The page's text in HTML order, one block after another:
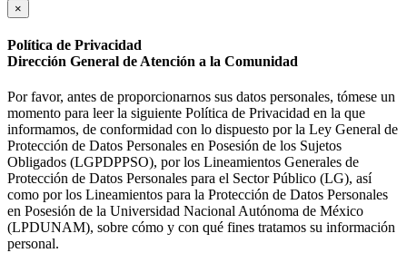
×
Política de Privacidad
Dirección General de Atención a la Comunidad
Por favor, antes de proporcionarnos sus datos personales, tómese un
momento para leer la siguiente Política de Privacidad en la que
informamos, de conformidad con lo dispuesto por la Ley General de
Protección de Datos Personales en Posesión de los Sujetos
Obligados (LGPDPPSO), por los Lineamientos Generales de
Protección de Datos Personales para el Sector Público (LG), así
como por los Lineamientos para la Protección de Datos Personales
en Posesión de la Universidad Nacional Autónoma de México
(LPDUNAM), sobre cómo y con qué fines tratamos su información
personal.